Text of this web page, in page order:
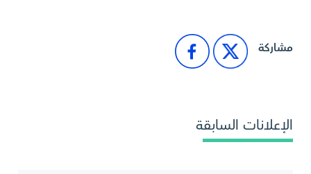
مشاركة
الإعلانات السابقة